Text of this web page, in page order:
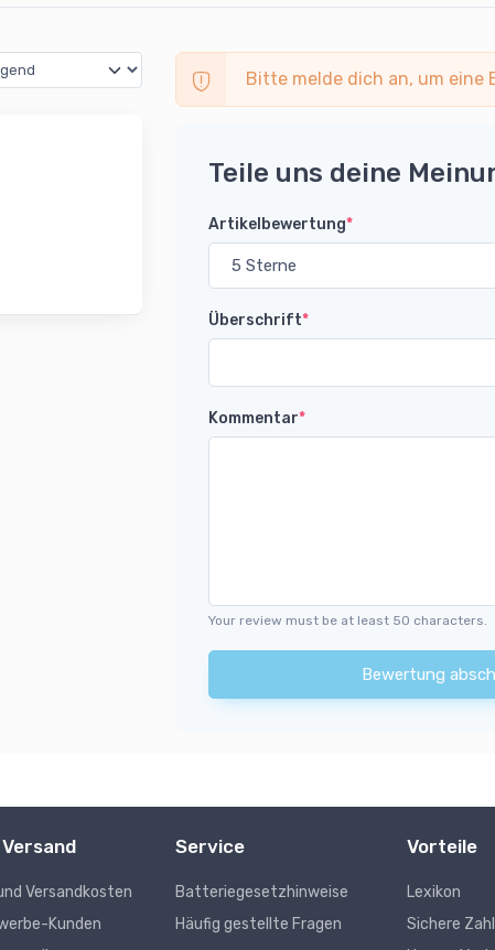
Bitte melde dich an, um eine
Teile uns deine
Artikelbewertung*
Überschrift*
Kommentar*
Your review must be at least 50 characters.
Bewertung
Versandkosten
Kunden
Service
Batteriegesetzhinweise
Häufig gestellte Fragen
Vorteile
Lexikon
Sichere